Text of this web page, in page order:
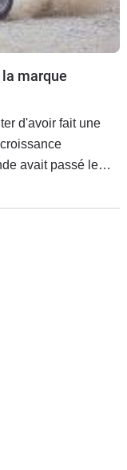
marque
d'avoir fait une
unités.